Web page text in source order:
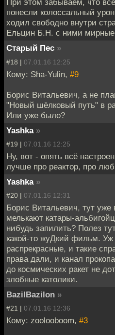
При этом забываем, что
понесли колоссальный
ходил свободно внутри
Ельцин Б.Н. с ними мирные
Старый Пес »
#18 | 07.01.16 12:25
Кому: Sha-Yulin, #9
Борис Витальевич, а не
"Новый шёлковый путь" в
Или уже было?
Yashka »
#19 | 07.01.16 12:25
Ну, вот - опять всё
лучше про реактор, про
Yashka »
#20 | 07.01.16 12:31
Борис Витальевич, тут уже
мелькают катары-
нибудь запилить? Полез
какой-то жуДкий фильм. Уж
распрекрасные, и такие
права дали, и канал
до космических ракет не
злобные католики.
BazilBazilon »
#21 | 07.01.16 12:36
Кому: zoolooboom, #3